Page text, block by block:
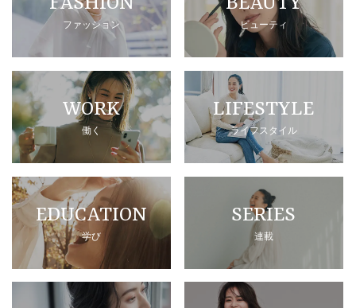
ファッション ビューティ
WORK
働く
LIFESTYLE
ライフスタイル
EDUCATION
学び
SERIES
連載